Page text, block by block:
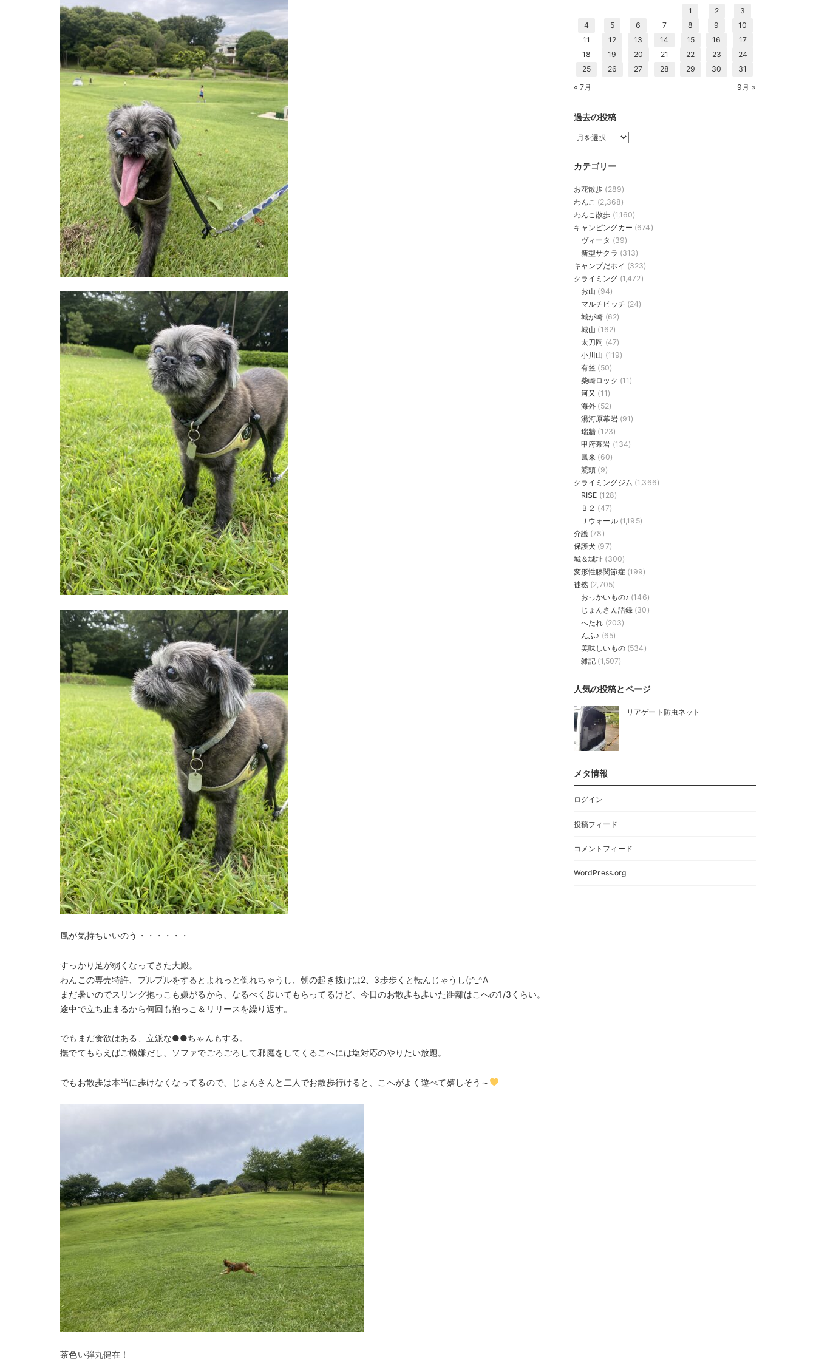
風が気持ちいいのう・・・・・・
すっかり足が弱くなってきた大殿。
わんこの専売特許、プルプルをするとよれっと倒れちゃうし、朝の起き抜けは2、3歩歩くと転んじゃうし(;^_^A
まだ暑いのでスリング抱っこも嫌がるから、なるべく歩いてもらってるけど、今日のお散歩も歩いた距離はこへの1/3くらい。
途中で立ち止まるから何回も抱っこ＆リリースを繰り返す。
でもまだ食欲はある、立派な●●ちゃんもする。
撫でてもらえばご機嫌だし、ソファでごろごろして邪魔をしてくるこへには塩対応のやりたい放題。
でもお散歩は本当に歩けなくなってるので、じょんさんと二人でお散歩行けると、こへがよく遊べて嬉しそう～
茶色い弾丸健在！
« 7月 9月 »
1 2
3
4
5 6 7 8 9
10
11
12 13 14 15 16
17
18
19 20 21 22 23
24
25
26 27 28 29 30 31
過去の投稿
過
の
稿
カテゴリー
お花散歩 (289)
わんこ (2,368)
わんこ散歩 (1,160)
キャンピングカー (674)
ヴィータ (39)
新型サクラ (313)
キャンプだホイ (323)
クライミング (1,472)
お山 (94)
マルチピッチ (24)
城が崎 (62)
城山 (162)
太刀岡 (47)
小川山 (119)
有笠 (50)
柴崎ロック (11)
河又 (11)
海外 (52)
湯河原幕岩(91)
瑞牆 (123)
甲府幕岩 (134)
鳳来 (60)
鷲頭 (9)
クライミングジム (1,366)
RISE (128)
Ｂ２ (47)
Ｊウォール(1,195)
介護 (78)
保護犬 (97)
城＆城址 (300)
変形性膝関節症(199)
徒然 (2,705)
おっかいもの♪ (146)
じょんさん語録(30)
へたれ (203)
んふ♪ (65)
美味しいもの(534)
雑記 (1,507)
人気の投稿とページ
リアゲート防虫ネット
メタ情報
ログイン
投稿フィード
コメントフィード
WordPress.org